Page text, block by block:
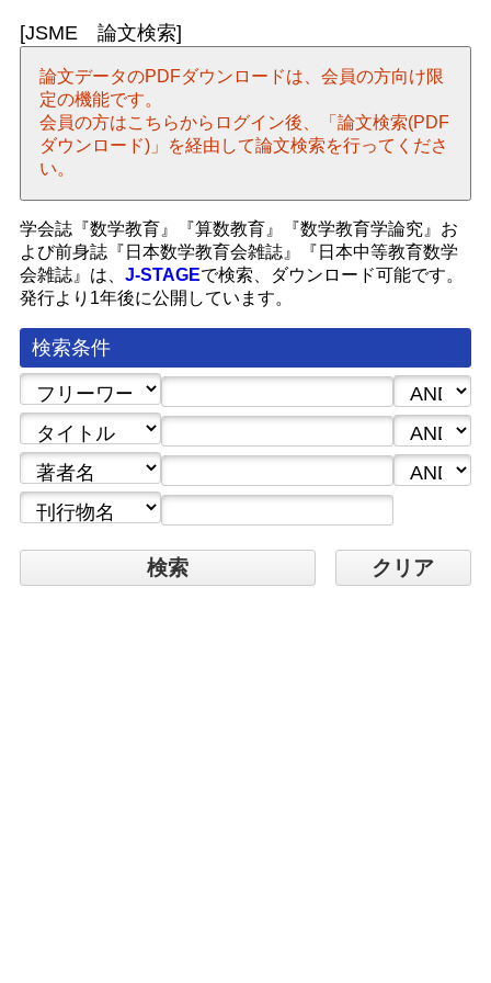
[JSME 論文検索]
論文データのPDFダウンロードは、会員の方向け限
定の機能です。
会員の方はこちらからログイン後、「論文検索(PDF
ダウンロード)」を経由して論文検索を行ってくださ
い。
学会誌『数学教育』『算数教育』『数学教育学論究』お
よび前身誌『日本数学教育会雑誌』『日本中等教育数学
会雑誌』は、 J-STAGEで検索、ダウンロード可能です。
発行より1年後に公開しています。
検索条件
検索 クリア